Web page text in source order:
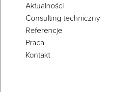
Aktualności
Consulting techniczny
Referencje
Praca
Kontakt